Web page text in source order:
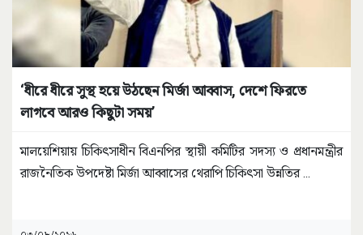
‘ধীরে ধীরে সুস্থ হয়ে উঠছেন মির্জা আব্বাস, দেশে ফিরতে
লাগবে আরও কিছুটা সময়’
মালয়েশিয়ায় চিকিৎসাধীন বিএনপির স্থায়ী কমিটির সদস্য ও প্রধানমন্ত্রীর
রাজনৈতিক উপদেষ্টা মির্জা আব্বাসের থেরাপি চিকিৎসা উন্নতির ...